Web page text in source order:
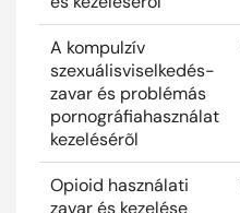
A kompulzív
szexuálisviselkedés-
zavar és problémás
pornográfiahasználat
kezelésérõl
Opioid használati
zavar és kezelése